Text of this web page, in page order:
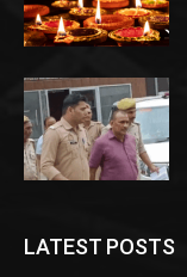
LATEST POSTS